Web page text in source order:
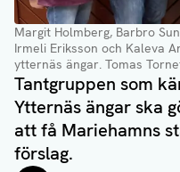
Margit Holmberg, Barbro
Irmeli Eriksson och Kaleva
ytternäs ängar. Tomas
Tantgruppen som
Ytternäs ängar ska
att få Mariehamns
förslag.